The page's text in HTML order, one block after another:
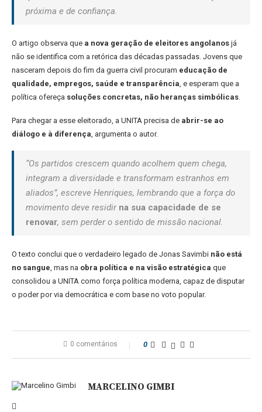
próxima e de confiança.
O artigo observa que a nova geração de eleitores angolanos já
não se identifica com a retórica das décadas passadas. Jovens que
nasceram depois do fim da guerra civil procuram educação de
qualidade, empregos, saúde e transparência, e esperam que a
política ofereça soluções concretas, não heranças simbólicas.
Para chegar a esse eleitorado, a UNITA precisa de abrir-se ao
diálogo e à diferença, argumenta o autor.
“Os partidos crescem quando acolhem quem chega,
integram a diversidade e transformam estranhos em
aliados”, escreve Henriques, lembrando que a força do
movimento deve residir na sua capacidade de se
renovar, sem perder o sentido de missão nacional.
O texto conclui que o verdadeiro legado de Jonas Savimbi não está
no sangue, mas na obra política e na visão estratégica que
consolidou a UNITA como força política moderna, capaz de disputar
o poder por via democrática e com base no voto popular.
0 comentários 0
MARCELINO GIMBI